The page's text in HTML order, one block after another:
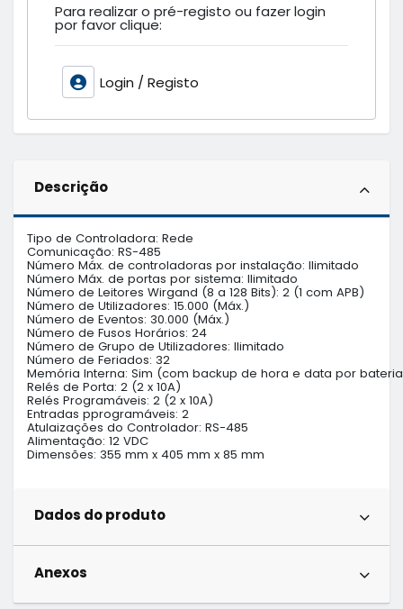
Para realizar o pré-registo ou fazer login
por favor clique:
Login / Registo
Descrição
Tipo de Controladora: Rede
Comunicação: RS-485
Número Máx. de controladoras por instalação: Ilimitado
Número Máx. de portas por sistema: Ilimitado
Número de Leitores Wirgand (8 a 128 Bits): 2 (1 com APB)
Número de Utilizadores: 15.000 (Máx.)
Número de Eventos: 30.000 (Máx.)
Número de Fusos Horários: 24
Número de Grupo de Utilizadores: Ilimitado
Número de Feriados: 32
Memória Interna: Sim (com backup de hora e data por
Relés de Porta: 2 (2 x 10A)
Relés Programáveis: 2 (2 x 10A)
Entradas pprogramáveis: 2
Atulaizações do Controlador: RS-485
Alimentação: 12 VDC
Dimensões: 355 mm x 405 mm x 85 mm
Dados do produto
Anexos